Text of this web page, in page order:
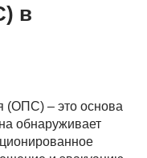
в
(ОПС) – это основа
обнаруживает